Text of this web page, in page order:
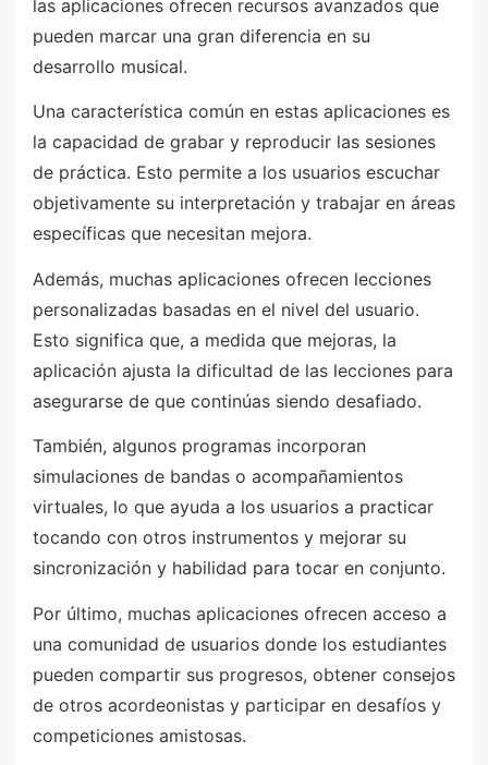
las aplicaciones ofrecen recursos avanzados que
pueden marcar una gran diferencia en su
desarrollo musical.
Una característica común en estas aplicaciones es
la capacidad de grabar y reproducir las sesiones
de práctica. Esto permite a los usuarios escuchar
objetivamente su interpretación y trabajar en áreas
específicas que necesitan mejora.
Además, muchas aplicaciones ofrecen lecciones
personalizadas basadas en el nivel del usuario.
Esto significa que, a medida que mejoras, la
aplicación ajusta la dificultad de las lecciones para
asegurarse de que continúas siendo desafiado.
También, algunos programas incorporan
simulaciones de bandas o acompañamientos
virtuales, lo que ayuda a los usuarios a practicar
tocando con otros instrumentos y mejorar su
sincronización y habilidad para tocar en conjunto.
Por último, muchas aplicaciones ofrecen acceso a
una comunidad de usuarios donde los estudiantes
pueden compartir sus progresos, obtener consejos
de otros acordeonistas y participar en desafíos y
competiciones amistosas.